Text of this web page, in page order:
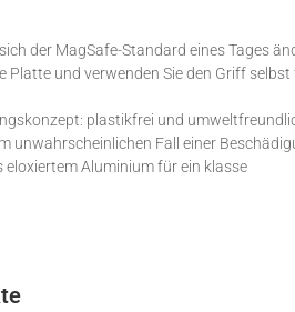
der MagSafe-Standard eines Tages
Platte und verwenden Sie den Griff
plastikfrei und
unwahrscheinlichen Fall einer
eloxiertem Aluminium für ein klasse